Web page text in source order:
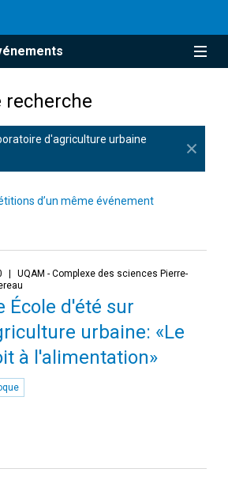
recherche
d'agriculture urbaine
d’un même événement
UQAM - Complexe des sciences Pierre-
École d'été sur
urbaine: «Le
à l'alimentation»